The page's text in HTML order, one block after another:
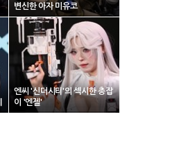
변신한 아자 미유코
엔씨 '신더시티'의 섹시한 총잡
이 '엔젤'